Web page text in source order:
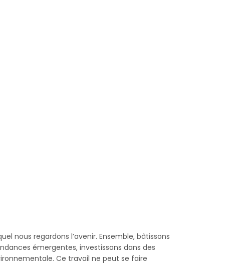
nous regardons l’avenir. Ensemble, bâtissons
émergentes, investissons dans des
Ce travail ne peut se faire